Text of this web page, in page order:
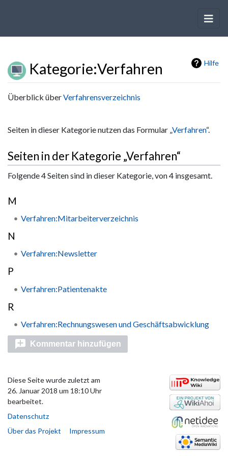
Hilfe
Kategorie:Verfahren
Wechseln zu:Navigation,Suche
Überblick überVerfahrensverzeichnis
Seiten in dieser Kategorie nutzen das Formular „Verfahren“.
Seiten in der Kategorie „Verfahren“
Folgende 4 Seiten sind in dieser Kategorie, von 4 insgesamt.
M
Verfahren:Mitarbeiterverzeichnis
N
Verfahren:Newsletter
P
Verfahren:Patientenakte
R
Verfahren:Rechnungswesen und Geschäftsabwicklung
Kommentar hinzufügen
Diese Seite wurde zuletzt am
26. Januar 2018 um 18:10 Uhr
bearbeitet.
Datenschutz
Über das Projekt
Impressum